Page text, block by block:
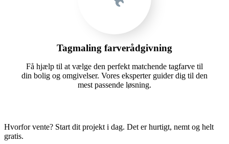
Tagmaling farverådgivning
Få hjælp til at vælge den perfekt matchende tagfarve til
din bolig og omgivelser. Vores eksperter guider dig til den
mest passende løsning.
Hvorfor vente? Start dit projekt i dag. Det er hurtigt, nemt og helt
gratis.